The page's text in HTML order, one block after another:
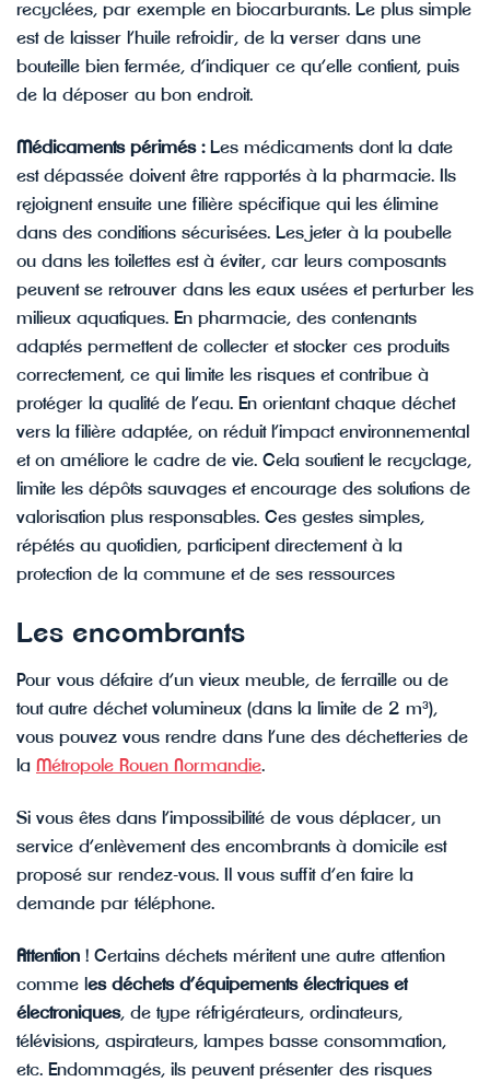
recyclées, par exemple en biocarburants. Le plus simple
est de laisser l’huile refroidir, de la verser dans une
bouteille bien fermée, d’indiquer ce qu’elle contient, puis
de la déposer au bon endroit.
Médicaments périmés : Les médicaments dont la date
est dépassée doivent être rapportés à la pharmacie. Ils
rejoignent ensuite une filière spécifique qui les élimine
dans des conditions sécurisées. Les jeter à la poubelle
ou dans les toilettes est à éviter, car leurs composants
peuvent se retrouver dans les eaux usées et perturber les
milieux aquatiques. En pharmacie, des contenants
adaptés permettent de collecter et stocker ces produits
correctement, ce qui limite les risques et contribue à
protéger la qualité de l’eau. En orientant chaque déchet
vers la filière adaptée, on réduit l’impact environnemental
et on améliore le cadre de vie. Cela soutient le recyclage,
limite les dépôts sauvages et encourage des solutions de
valorisation plus responsables. Ces gestes simples,
répétés au quotidien, participent directement à la
protection de la commune et de ses ressources
Les encombrants
Pour vous défaire d’un vieux meuble, de ferraille ou de
tout autre déchet volumineux (dans la limite de 2 m³),
vous pouvez vous rendre dans l’une des déchetteries de
la Métropole Rouen Normandie.
Si vous êtes dans l’impossibilité de vous déplacer, un
service d’enlèvement des encombrants à domicile est
proposé sur rendez-vous. Il vous suffit d’en faire la
demande par téléphone.
Attention ! Certains déchets méritent une autre attention
comme l es déchets d’équipements électriques et
électroniques, de type réfrigérateurs, ordinateurs,
télévisions, aspirateurs, lampes basse consommation,
etc. Endommagés, ils peuvent présenter des risques